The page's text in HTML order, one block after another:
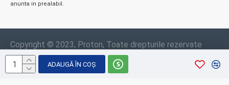
ADAUGĂ ÎN COŞ
anunta in prealabil.
Copyright © 2023, Proton, Toate drepturile rezervate